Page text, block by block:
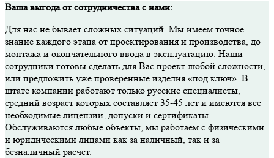
Ваша выгода от сотрудничества с нами:
Для нас не бывает сложных ситуаций. Мы имеем точное
знание каждого этапа от проектирования и производства, до
монтажа и окончательного ввода в эксплуатацию. Наши
сотрудники готовы сделать для Вас проект любой сложности,
или предложить уже проверенные изделия «под ключ». В
штате компании работают только русские специалисты,
средний возраст которых составляет 35-45 лет и имеются все
необходимые лицензии, допуски и сертификаты.
Обслуживаются любые объекты, мы работаем с физическими
и юридическими лицами как за наличный, так и за
безналичный расчет.